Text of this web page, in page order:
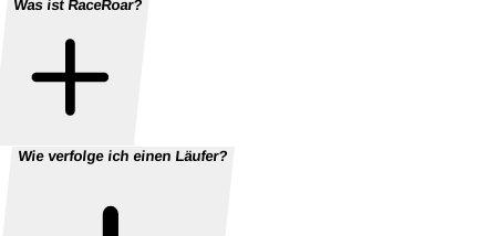
Was ist RaceRoar?
Wie verfolge ich einen Läufer?